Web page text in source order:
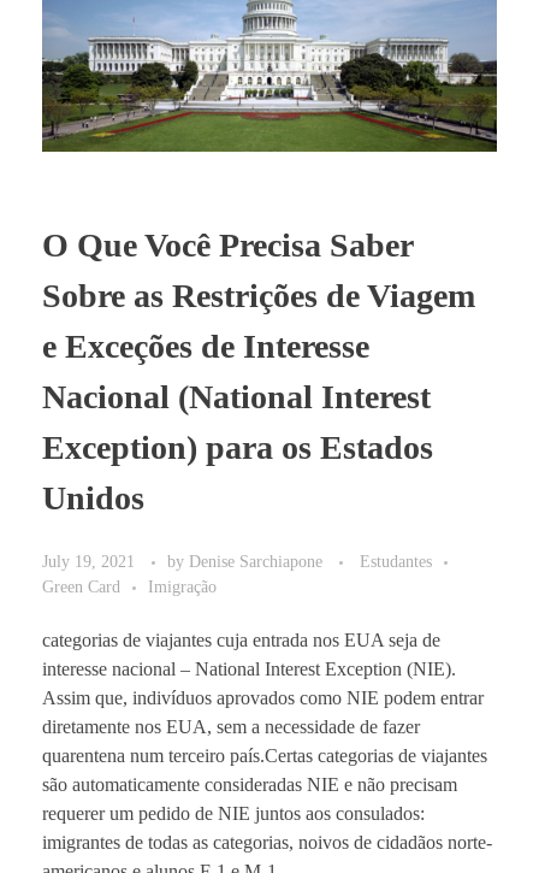
O Que Você Precisa Saber
Sobre as Restrições de Viagem
e Exceções de Interesse
Nacional (National Interest
Exception) para os Estados
Unidos
July 19, 2021 by Denise Sarchiapone
Estudantes
Green Card
Imigração
categorias de viajantes cuja entrada nos EUA seja de
interesse nacional – National Interest Exception (NIE).
Assim que, indivíduos aprovados como NIE podem entrar
diretamente nos EUA, sem a necessidade de fazer
quarentena num terceiro país.Certas categorias de viajantes
são automaticamente consideradas NIE e não precisam
requerer um pedido de NIE juntos aos consulados:
imigrantes de todas as categorias, noivos de cidadãos norte-